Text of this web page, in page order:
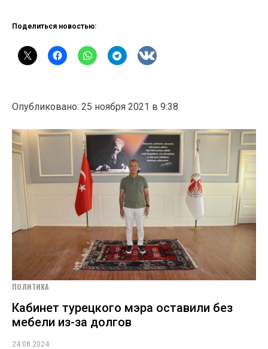
Поделиться новостью:
Опубликовано: 25 ноября 2021 в 9:38
ПОЛИТИКА
Кабинет турецкого мэра оставили без
мебели из-за долгов
24.08.2024